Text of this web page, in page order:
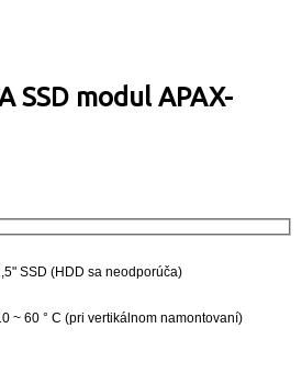
SSD modul APAX-
SSD (HDD sa neodporúča)
~ 60 ° C (pri vertikálnom namontovaní)